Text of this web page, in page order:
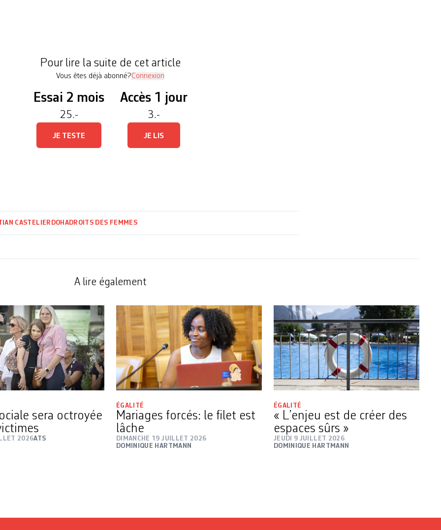
Pour lire la suite de cet article
Vous êtes déjà abonné?Connexion
Essai 2 mois
25.-
JE TESTE
Accès 1 jour
3.-
JE LIS
CASTELIER DOHADROITS DES FEMMES
A lire également
sera octroyée
2026ATS
ÉGALITÉ
Mariages forcés: le filet est
lâche
DIMANCHE 19 JUILLET 2026
DOMINIQUE HARTMANN
ÉGALITÉ
« L’enjeu est de créer des
espaces sûrs »
JEUDI 9 JUILLET 2026
DOMINIQUE HARTMANN